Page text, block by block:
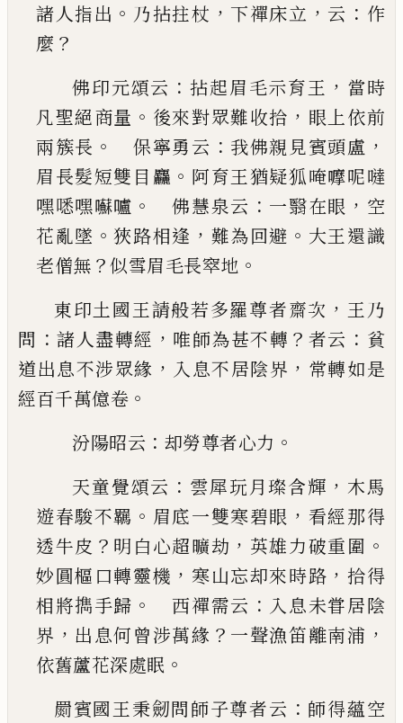
諸人指出 。 乃拈拄杖 ， 下禪床立 ， 云 ： 作
麼 ？
佛印元頌云 ：拈起眉毛示育王 ， 當時
凡聖絕商量 。 後來對眾難收拾 ， 眼上依前
兩簇長 。 保寧勇云 ： 我佛親見賓頭盧 ，
眉長髮短雙目麤 。 阿育王猶疑狐唵嚤呢噠
嘿㗭嘿囌嚧 。 佛慧泉云 ： 一翳在眼 ， 空
花亂墜 。狹路相逢 ， 難為回避 。 大王還識
老僧無 ？似雪眉毛長窣地 。
東印土國王請般若多羅尊者齋次 ， 王乃
問 ：諸人盡轉經 ， 唯師為甚不轉 ？ 者云 ： 貧
道出息不涉眾緣 ， 入息不居陰界 ， 常轉如是
經百千萬億卷 。
汾陽昭云 ： 却勞尊者心力 。
天童覺頌云 ： 雲犀玩月璨含輝 ， 木馬
遊春駿不羈 。 眉底一雙寒碧眼 ， 看經那得
透牛皮 ？ 明白心超曠劫 ， 英雄力破重圍 。
妙圓樞口轉靈機 ， 寒山忘却來時路 ， 拾得
相將擕手歸 。 西禪需云 ： 入息未甞居陰
界 ， 出息何曾涉萬緣 ？ 一聲漁笛離南浦 ，
依舊蘆花深處眠 。
罽賓國王秉劒問師子尊者云 ： 師得蘊空